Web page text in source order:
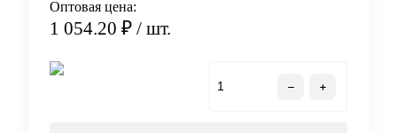
Оптовая цена:
1 054.20 ₽ / шт.